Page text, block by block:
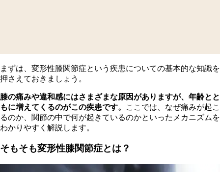
まずは、変形性膝関節症という疾患についての基本的な知識を
押さえておきましょう。
膝の痛みや違和感にはさまざまな原因がありますが、年齢とと
もに増えてくるのがこの疾患です。
ここでは、なぜ痛みが起こ
るのか、関節の中で何が起きているのかといったメカニズムを
わかりやすく解説します。
そもそも変形性膝関節症とは？